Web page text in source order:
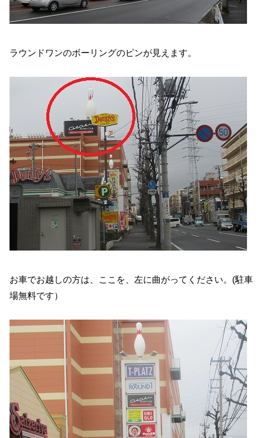
ラウンドワンのボーリングのピンが見えます。
お車でお越しの方は、ここを、左に曲がってください。(駐車
場無料です）